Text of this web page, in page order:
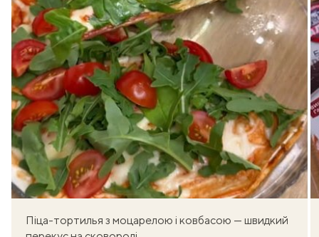
Піца-тортилья з моцарелою і ковбасою — швидкий